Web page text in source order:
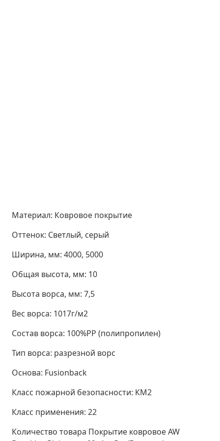
Материал: Ковровое покрытие
Оттенок: Светлый, серый
Ширина, мм: 4000, 5000
Общая высота, мм: 10
Высота ворса, мм: 7,5
Вес ворса: 1017г/м2
Состав ворса: 100%РР (полипропилен)
Тип ворса: разрезной ворс
Основа: Fusionback
Класс пожарной безопасности: КМ2
Класс применения: 22
Количество товара Покрытие ковровое AW